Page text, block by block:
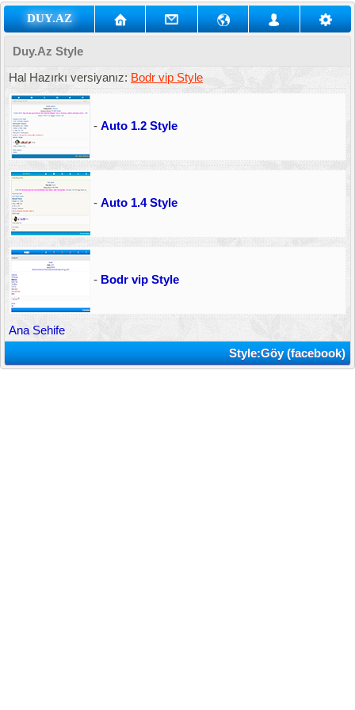
DUY.AZ
Duy.Az Style
Hal Hazırkı versiyanız: Bodr vip Style
- Auto 1.2 Style
- Auto 1.4 Style
- Bodr vip Style
Ana Sehife
Style:Göy (facebook)